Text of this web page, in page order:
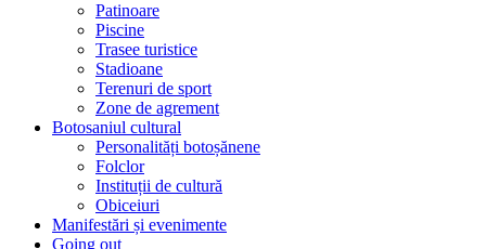
Patinoare
Piscine
Trasee turistice
Stadioane
Terenuri de sport
Zone de agrement
Botosaniul cultural
Personalități botoșănene
Folclor
Instituții de cultură
Obiceiuri
Manifestări și evenimente
Going out